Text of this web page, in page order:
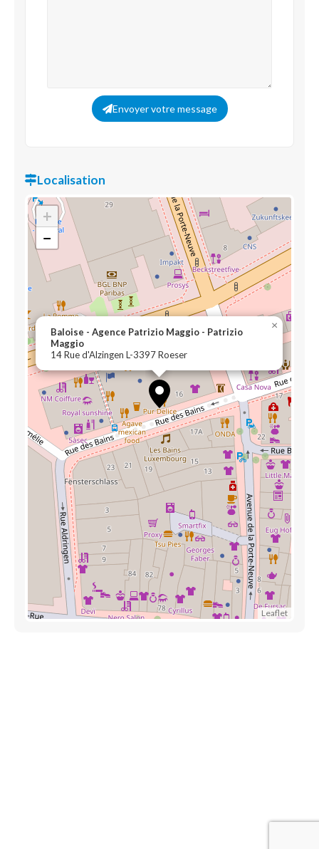
Envoyer votre message
Localisation
Baloise - Agence Patrizio Maggio - Patrizio
Maggio
14 Rue d'Alzingen L-3397 Roeser
×
+
−
Leaflet